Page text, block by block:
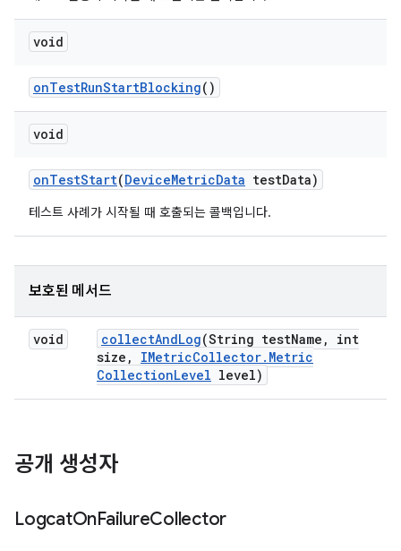
void
onTestRunStartBlocking()
void
onTestStart(DeviceMetricData testData)
테스트 사례가 시작될 때 호출되는 콜백입니다.
보호된 메서드
void collectAndLog(String testName ,
int
size , IMetricCollector. Metric
CollectionLevel level)
공개 생성자
LogcatOnFailureCollector